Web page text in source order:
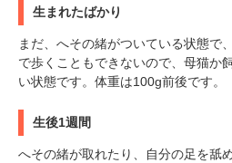
生まれたばかり
まだ、へその緒がついている状態で
で歩くこともできないので、母猫か
い状態です。体重は100g前後です。
生後1週間
へその緒が取れたり、自分の足を舐